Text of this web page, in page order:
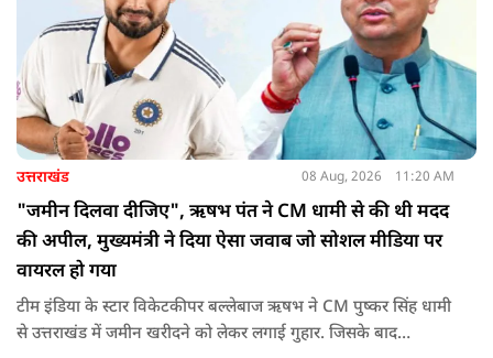
उत्तराखंड 08 Aug, 2026 11:20 AM
"जमीन दिलवा दीजिए", ऋषभ पंत ने CM धामी से की थी मदद
की अपील, मुख्यमंत्री ने दिया ऐसा जवाब जो सोशल मीडिया पर
वायरल हो गया
टीम इंडिया के स्टार विकेटकीपर बल्लेबाज ऋषभ ने CM पुष्कर सिंह धामी
से उत्तराखंड में जमीन खरीदने को लेकर लगाई गुहार. जिसके बाद